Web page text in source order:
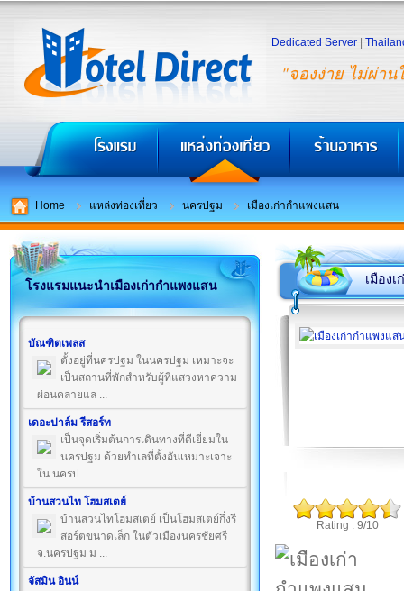
"จองง่าย ไม่ผ่าน
Dedicated Server
Home แหล่งท่องเที่ยว นครปฐม เมืองเก่ากำแพงแสน
โรงแรมแนะนำเมืองเก่ากำแพงแสน
บัณฑิตเพลส
ตั้งอยู่ที่นครปฐม ในนครปฐม เหมาะจะ
เป็นสถานที่พักสำหรับผู้ที่แสวงหาความ
ผ่อนคลายแล ...
เดอะปาล์ม รีสอร์ท
เป็นจุดเริ่มต้นการเดินทางที่ดีเยี่ยมใน
นครปฐม ด้วยทำเลที่ตั้งอันเหมาะเจาะ
ใน นครป ...
บ้านสวนไท โฮมสเตย์
บ้านสวนไทโฮมสเตย์ เป็นโฮมสเตย์กึ่งรี
สอร์ตขนาดเล็ก ในตัวเมืองนครชัยศรี
จ.นครปฐม ม ...
จัสมิน อินน์
เมือง
Rating : 9/10